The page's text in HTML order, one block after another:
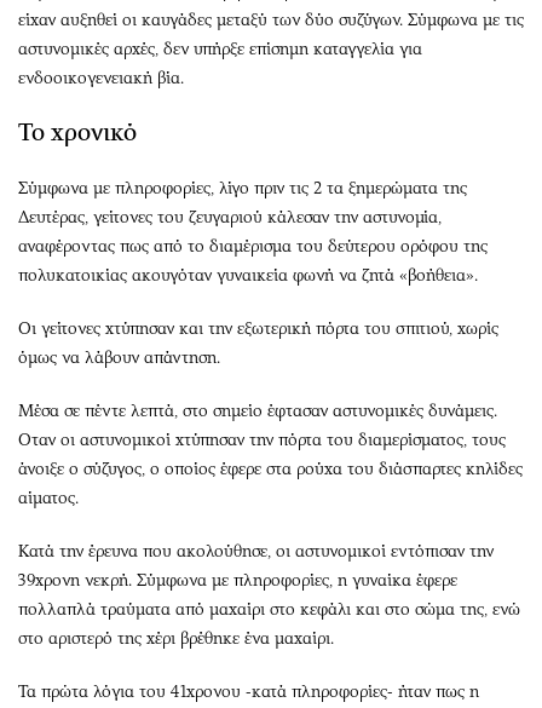
είχαν αυξηθεί οι καυγάδες μεταξύ των δύο συζύγων. Σύμφωνα με τις
αστυνομικές αρχές, δεν υπήρξε επίσημη καταγγελία για
ενδοοικογενειακή βία.
Το χρονικό
Σύμφωνα με πληροφορίες, λίγο πριν τις 2 τα ξημερώματα της
Δευτέρας, γείτονες του ζευγαριού κάλεσαν την αστυνομία,
αναφέροντας πως από το διαμέρισμα του δεύτερου ορόφου της
πολυκατοικίας ακουγόταν γυναικεία φωνή να ζητά «βοήθεια».
Οι γείτονες χτύπησαν και την εξωτερική πόρτα του σπιτιού, χωρίς
όμως να λάβουν απάντηση.
Μέσα σε πέντε λεπτά, στο σημείο έφτασαν αστυνομικές δυνάμεις.
Οταν οι αστυνομικοί χτύπησαν την πόρτα του διαμερίσματος, τους
άνοιξε ο σύζυγος, ο οποίος έφερε στα ρούχα του διάσπαρτες κηλίδες
αίματος.
Κατά την έρευνα που ακολούθησε, οι αστυνομικοί εντόπισαν την
39χρονη νεκρή. Σύμφωνα με πληροφορίες, η γυναίκα έφερε
πολλαπλά τραύματα από μαχαίρι στο κεφάλι και στο σώμα της, ενώ
στο αριστερό της χέρι βρέθηκε ένα μαχαίρι.
Τα πρώτα λόγια του 41χρονου -κατά πληροφορίες- ήταν πως η